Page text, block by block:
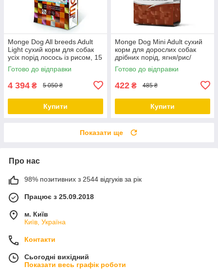
Monge Dog All breeds Adult
Light сухий корм для собак
усіх порід лосось із рисом, 15
КГ
Готово до відправки
4 394 ₴ 5 050 ₴
Купити
Monge Dog Mini Adult сухий
корм для дорослих собак
дрібних порід, ягня/рис/
картопля, 0.8 КГ
Готово до відправки
422 ₴ 485 ₴
Купити
Показати ще
Про нас
98% позитивних з 2544 відгуків за рік
Працює з 25.09.2018
м. Київ
Київ, Україна
Контакти
Сьогодні вихідний
Показати весь графік роботи